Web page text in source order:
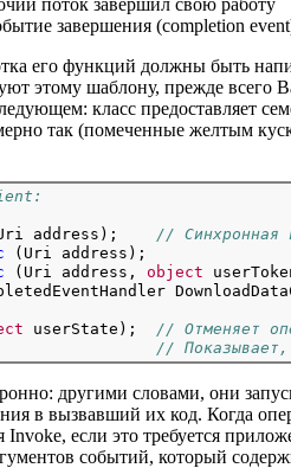
поток завершил свою работу
завершения (completion
его функций должны быть
этому шаблону, прежде всего
класс предоставляет
так (помеченные желтым
address); // Синхронная
(Uri address);
(Uri address, object
userState); // Отменяет
} // Показывает,
другими словами, они
в вызвавший их код. Когда
Invoke, если это требуется
событий, который